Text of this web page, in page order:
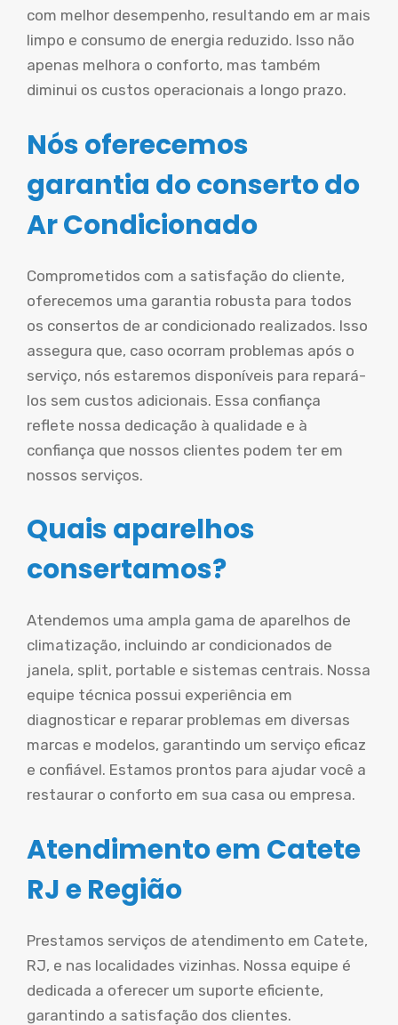
com melhor desempenho, resultando em ar mais
limpo e consumo de energia reduzido. Isso não
apenas melhora o conforto, mas também
diminui os custos operacionais a longo prazo.
Nós oferecemos
garantia do conserto do
Ar Condicionado
Comprometidos com a satisfação do cliente,
oferecemos uma garantia robusta para todos
os consertos de ar condicionado realizados. Isso
assegura que, caso ocorram problemas após o
serviço, nós estaremos disponíveis para repará-
los sem custos adicionais. Essa confiança
reflete nossa dedicação à qualidade e à
confiança que nossos clientes podem ter em
nossos serviços.
Quais aparelhos
consertamos?
Atendemos uma ampla gama de aparelhos de
climatização, incluindo ar condicionados de
janela, split, portable e sistemas centrais. Nossa
equipe técnica possui experiência em
diagnosticar e reparar problemas em diversas
marcas e modelos, garantindo um serviço eficaz
e confiável. Estamos prontos para ajudar você a
restaurar o conforto em sua casa ou empresa.
Atendimento em Catete
RJ e Região
Prestamos serviços de atendimento em Catete,
RJ, e nas localidades vizinhas. Nossa equipe é
dedicada a oferecer um suporte eficiente,
garantindo a satisfação dos clientes.